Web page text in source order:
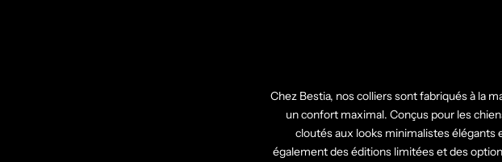
Chez Bestia, nos colliers sont fabriqués à la
un confort maximal. Conçus pour les
cloutés aux looks minimalistes élégants
également des éditions limitées et des